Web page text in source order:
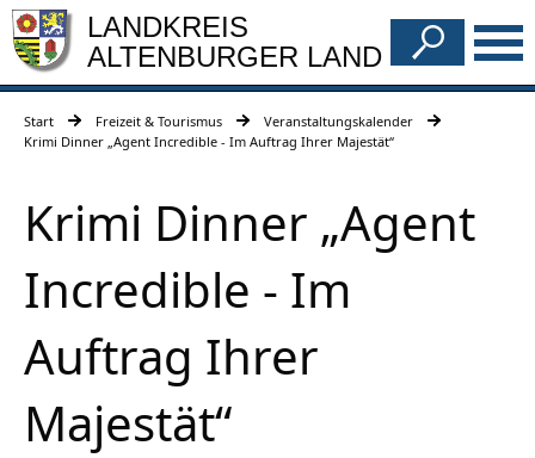
LANDKREIS
ALTENBURGER LAND
Start Freizeit & Tourismus
Veranstaltungskalender
Krimi Dinner „Agent Incredible - Im Auftrag Ihrer Majestät“
Krimi Dinner „Agent
Incredible - Im
Auftrag Ihrer
Majestät“